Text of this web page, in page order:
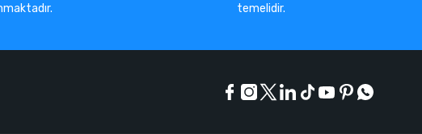
temelidir.